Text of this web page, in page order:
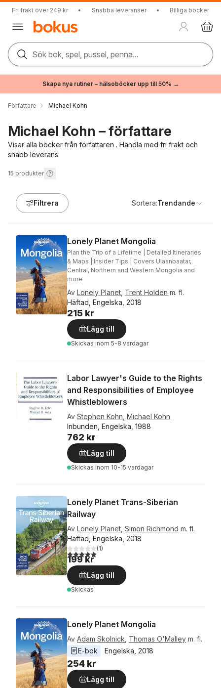
Fri frakt över 249 kr • Snabba leveranser • Billiga böcker
Sök bok, spel, pussel, penna...
Skapa nya rutiner – hälsoböcker upp till 50% →
Författare Michael Kohn
Michael Kohn – författare
Visar alla böcker från författaren . Handla med fri frakt och
snabb leverans.
15 produkter
Filtrera Sortera:Trendande
Lonely Planet Mongolia
Plan the Trip of a Lifetime | Detailed Itineraries
& Maps | Insider Tips | Covers Ulaanbaatar,
Central, Northern and Western Mongolia and
more
Av Lonely Planet Trent Holden m. fl.
Häftad, Engelska, 2018
215 kr
Lägg till
Skickas inom 5-8 vardagar
Labor Lawyer's Guide to the Rights
and Responsibilities of Employee
Whistleblowers
Av Stephen Kohn Michael Kohn
Inbunden, Engelska, 1988
762 kr
Lägg till
Skickas inom 10-15 vardagar
Lonely Planet Trans-Siberian
Railway
Av Lonely Planet Simon Richmond m. fl.
Häftad, Engelska, 2018
5,0utav 5 stjärnor. Totalt antal röster:
(1)
199 kr
Lägg till
Skickas
Lonely Planet Mongolia
Av Adam Skolnick Thomas O'Malley m. fl.
E-bok
Engelska 2018
254 kr
Lägg till